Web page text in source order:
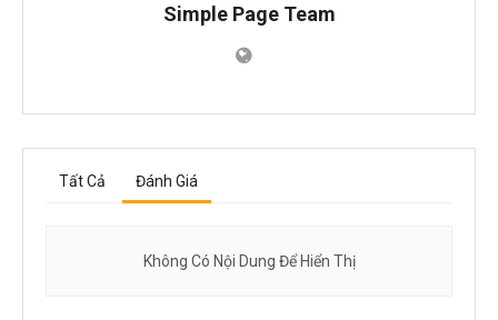
Simple Page Team
Tất Cả Đánh Giá
Không Có Nội Dung Để Hiển Thị